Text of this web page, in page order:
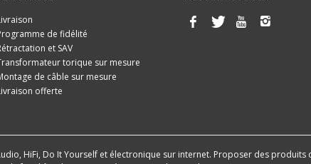
de fidélité
et SAV
torique sur mesure
de câble sur mesure
offerte
HiFi, Do It Yourself et électronique sur internet. Proposer des produits